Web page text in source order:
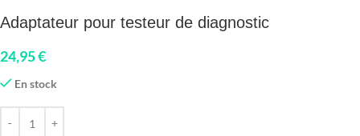
Adaptateur pour testeur de diagnostic
24,95€
En stock